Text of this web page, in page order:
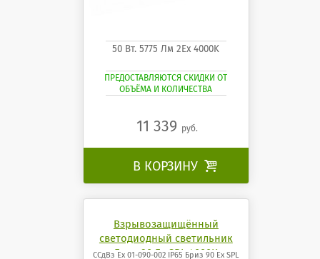
50 Вт. 5775 Лм 2Ех 4000K
ПРЕДОСТАВЛЯЮТСЯ СКИДКИ ОТ
ОБЪЁМА И КОЛИЧЕСТВА
11 339 руб.
В КОРЗИНУ 
Взрывозащищённый
светодиодный светильник
Бриз 90 Ех SPL 4000K
ССдВз Ех 01-090-002 IP65 Бриз 90 Ех SPL